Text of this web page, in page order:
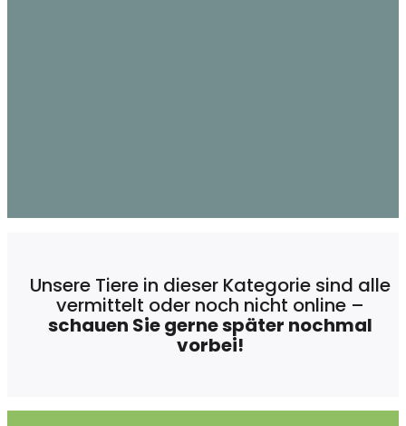
Unsere Tiere in dieser Kategorie sind alle
vermittelt oder noch nicht online –
schauen Sie gerne später nochmal
vorbei!